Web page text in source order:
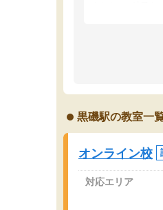
ました！5科目な
黒磯駅の教室一
オンライン校
対応エリア